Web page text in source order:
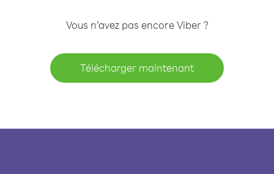
Vous n’avez pas encore Viber ?
Télécharger maintenant